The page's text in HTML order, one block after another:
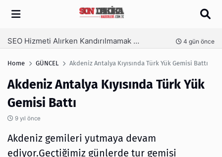
Arama
SEO Hizmeti Alırken Kandırılmamak İçin Bilinmesi Gerekenler 4 gün önce
Home GÜNCEL Akdeniz Antalya Kıyısında Türk Yük Gemisi Battı
Akdeniz Antalya Kıyısında Türk Yük
Gemisi Battı
9 yıl önce
Akdeniz gemileri yutmaya devam
ediyor.Geçtiğimiz günlerde tur gemisi